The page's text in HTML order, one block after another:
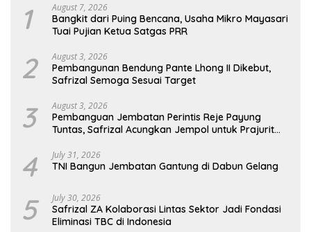
1 August 7, 2026
Bangkit dari Puing Bencana, Usaha Mikro Mayasari
Tuai Pujian Ketua Satgas PRR
2 August 3, 2026
Pembangunan Bendung Pante Lhong II Dikebut,
Safrizal Semoga Sesuai Target
3 August 3, 2026
Pembanguan Jembatan Perintis Reje Payung
Tuntas, Safrizal Acungkan Jempol untuk Prajurit
4 July 31, 2026
TNI Bangun Jembatan Gantung di Dabun Gelang
5 July 30, 2026
Safrizal ZA Kolaborasi Lintas Sektor Jadi Fondasi
Eliminasi TBC di Indonesia